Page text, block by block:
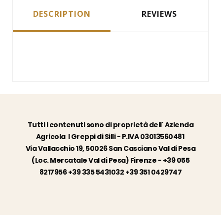
DESCRIPTION REVIEWS
Tutti i contenuti sono di proprietà dell' Azienda
Agricola I Greppi di Silli - P.IVA 03013560481
Via Vallacchio 19, 50026 San Casciano Val di Pesa
(Loc. Mercatale Val di Pesa) Firenze - +39 055
8217956 +39 335 5431032 +39 351 0429747